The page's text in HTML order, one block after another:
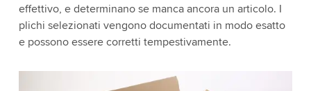
effettivo, e determinano se manca ancora un articolo. I
plichi selezionati vengono documentati in modo esatto
e possono essere corretti tempestivamente.